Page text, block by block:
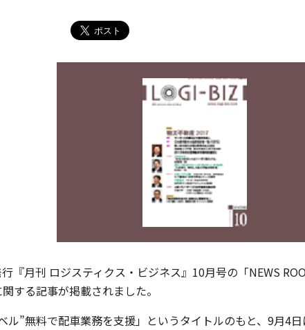
『月刊 ロジスティクス・ビジネス』10月号の「NEWS
する記事が掲載されました。
ル”無料で配車業務を支援」というタイトルのもと、9月4